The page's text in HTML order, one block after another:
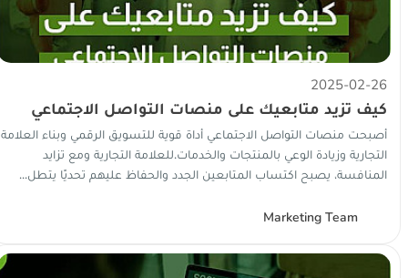
2025-02-26
كيف تزيد متابعيك على منصات التواصل الاجتماعي
أصبحت منصات التواصل الاجتماعي أداة قوية للتسويق الرقمي وبناء العلامة
التجارية وزيادة الوعي بالمنتجات والخدمات.للعلامة التجارية ومع تزايد
المنافسة، يصبح اكتساب المتابعين الجدد والحفاظ عليهم تحديًا يتطل...
Marketing Team